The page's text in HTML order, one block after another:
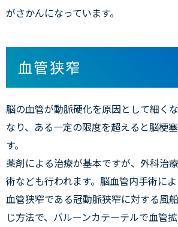
がさかんになっています。
血管狭窄
脳の血管が動脈硬化を原因として細く
なり、ある一定の限度を超えると脳梗
す。
薬剤による治療が基本ですが、外科治
術なども行われます。脳血管内手術に
血管狭窄である冠動脈狭窄に対する風
じ方法で、バルーンカテーテルで血管